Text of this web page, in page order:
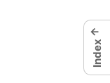
←
Index